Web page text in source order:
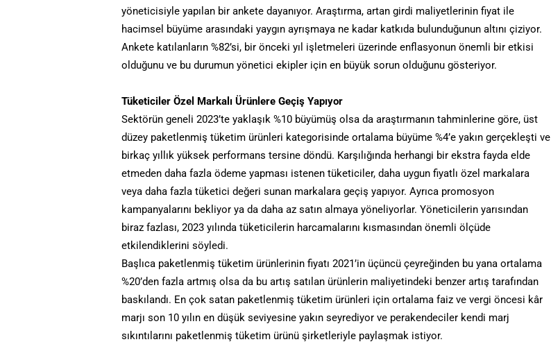
yöneticisiyle yapılan bir ankete dayanıyor. Araştırma, artan girdi maliyetlerinin fiyat ile
hacimsel büyüme arasındaki yaygın ayrışmaya ne kadar katkıda bulunduğunun altını çiziyor.
Ankete katılanların %82’si, bir önceki yıl işletmeleri üzerinde enflasyonun önemli bir etkisi
olduğunu ve bu durumun yönetici ekipler için en büyük sorun olduğunu gösteriyor.
Tüketiciler Özel Markalı Ürünlere Geçiş Yapıyor
Sektörün geneli 2023’te yaklaşık %10 büyümüş olsa da araştırmanın tahminlerine göre, üst
düzey paketlenmiş tüketim ürünleri kategorisinde ortalama büyüme %4’e yakın gerçekleşti ve
birkaç yıllık yüksek performans tersine döndü. Karşılığında herhangi bir ekstra fayda elde
etmeden daha fazla ödeme yapması istenen tüketiciler, daha uygun fiyatlı özel markalara
veya daha fazla tüketici değeri sunan markalara geçiş yapıyor. Ayrıca promosyon
kampanyalarını bekliyor ya da daha az satın almaya yöneliyorlar. Yöneticilerin yarısından
biraz fazlası, 2023 yılında tüketicilerin harcamalarını kısmasından önemli ölçüde
etkilendiklerini söyledi.
Başlıca paketlenmiş tüketim ürünlerinin fiyatı 2021’in üçüncü çeyreğinden bu yana ortalama
%20’den fazla artmış olsa da bu artış satılan ürünlerin maliyetindeki benzer artış tarafından
baskılandı. En çok satan paketlenmiş tüketim ürünleri için ortalama faiz ve vergi öncesi kâr
marjı son 10 yılın en düşük seviyesine yakın seyrediyor ve perakendeciler kendi marj
sıkıntılarını paketlenmiş tüketim ürünü şirketleriyle paylaşmak istiyor.